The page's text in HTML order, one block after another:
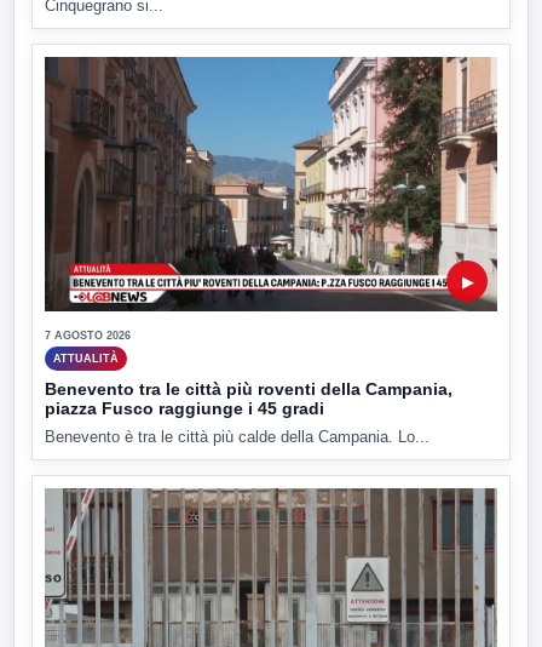
Cinquegrano si...
▶
7 AGOSTO 2026
ATTUALITÀ
Benevento tra le città più roventi della Campania,
piazza Fusco raggiunge i 45 gradi
Benevento è tra le città più calde della Campania. Lo...